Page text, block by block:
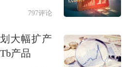
部门联合发布通告标
愈美制剂等成瘾性药
。新规从生产、流通
797评论
大幅扩产
产品